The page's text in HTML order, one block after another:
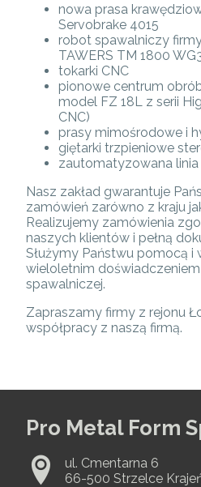
nowa prasa
Servobrake 4015
robot spawalniczy
TAWERS TM 1800
tokarki CNC
pionowe centrum
model FZ 18L z serii
CNC)
prasy mimośrodowe i
giętarki trzpieniowe
zautomatyzowana linia
Nasz zakład gwarantuje
zamówień zarówno z kraju
Realizujemy zamówienia
naszych klientów i pełną
Służymy Państwu pomocą i
wieloletnim
spawalniczej.
Zapraszamy firmy z rejonu
współpracy z naszą firmą.
Pro Metal Form
ul. Cmentarna 6
66-500 Strzelce